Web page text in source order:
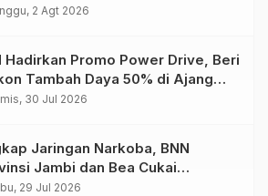
2 Agt 2026
Hadirkan Promo Power Drive, Beri
Tambah Daya 50% di Ajang
2026
30 Jul 2026
Jaringan Narkoba, BNN
Jambi dan Bea Cukai
Sembilan Pelaku beserta
29 Jul 2026